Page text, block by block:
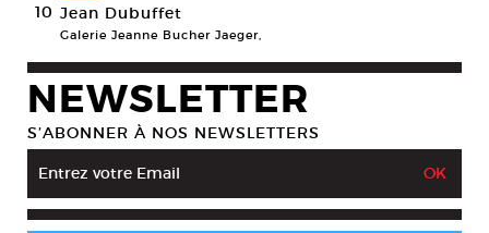
10 Jean Dubuffet
Galerie Jeanne Bucher Jaeger,
NEWSLETTER
S’ABONNER À NOS NEWSLETTERS